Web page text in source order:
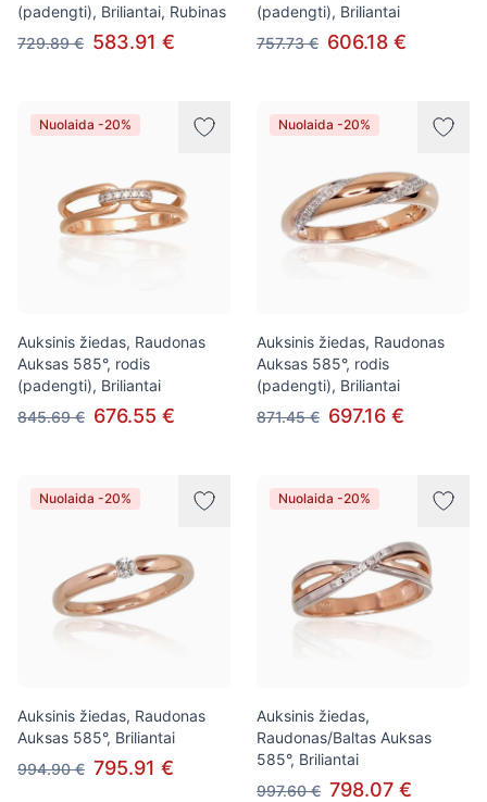
(padengti), Briliantai, Rubinas
729.89 € 583.91 €
(padengti), Briliantai
757.73 € 606.18 €
Nuolaida -20%
Auksinis žiedas, Raudonas
Auksas 585°, rodis
(padengti), Briliantai
845.69 € 676.55 €
Nuolaida -20%
Auksinis žiedas, Raudonas
Auksas 585°, rodis
(padengti), Briliantai
871.45 € 697.16 €
Nuolaida -20%
Auksinis žiedas, Raudonas
Auksas 585°, Briliantai
994.90 € 795.91 €
Nuolaida -20%
Auksinis žiedas,
Raudonas/Baltas Auksas
585°, Briliantai
997.60 € 798.07 €